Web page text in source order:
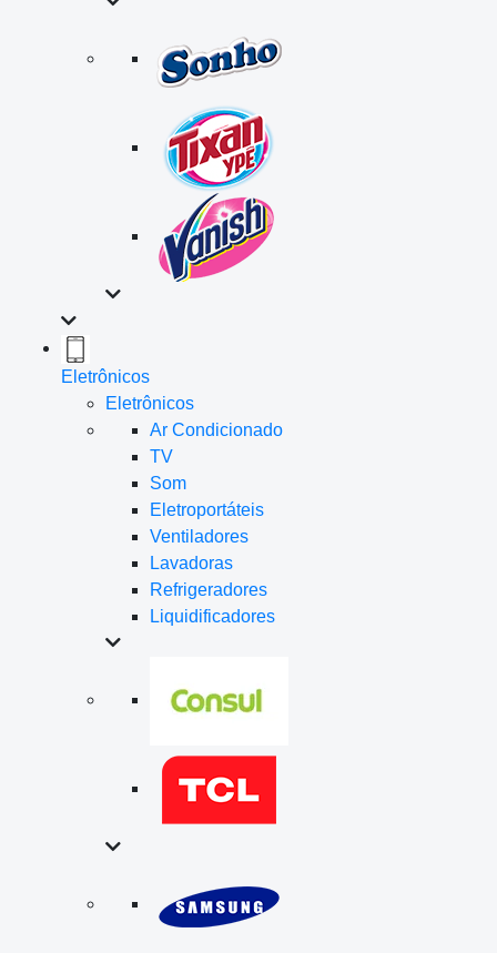
Eletrônicos
Eletrônicos
Ar Condicionado
TV
Som
Eletroportáteis
Ventiladores
Lavadoras
Refrigeradores
Liquidificadores